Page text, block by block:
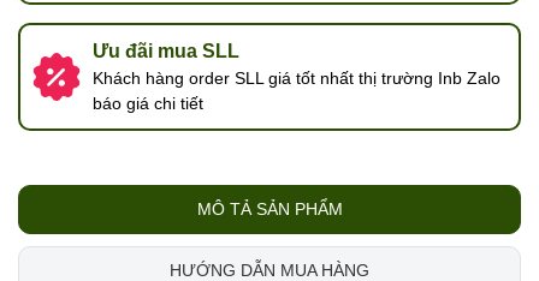
Ưu đãi mua SLL
Khách hàng order SLL giá tốt nhất thị trường Inb Zalo
báo giá chi tiết
MÔ TẢ SẢN PHẨM
HƯỚNG DẪN MUA HÀNG